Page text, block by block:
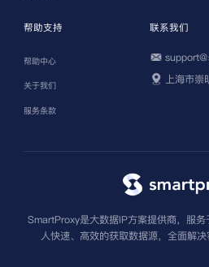
帮助支持
帮助中心
关于我们
服务条款
联系我们
上海市
SmartProxy是大数据IP方案提供商，服
人快速、高效的获取数据源，全面解决